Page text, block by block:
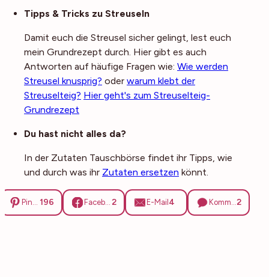
Tipps & Tricks zu Streuseln
Damit euch die Streusel sicher gelingt, lest euch
mein Grundrezept durch. Hier gibt es auch
Antworten auf häufige Fragen wie: Wie werden
Streusel knusprig? oder warum klebt der
Streuselteig? Hier geht's zum Streuselteig-
Grundrezept
Du hast nicht alles da?
In der Zutaten Tauschbörse findet ihr Tipps, wie
und durch was ihr Zutaten ersetzen könnt.
196 2 E-Mail 4 2